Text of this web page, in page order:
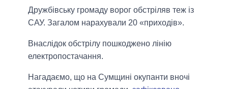
Дружбівську громаду ворог обстріляв теж із
САУ. Загалом нарахували 20 «приходів».
Внаслідок обстрілу пошкоджено лінію
електропостачання.
Нагадаємо, що на Сумщині окупанти вночі